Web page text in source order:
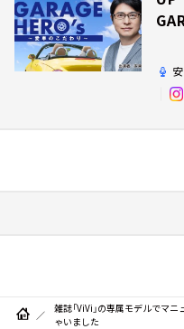
雑誌「ViVi」の専属モデルでマ
ゃいました